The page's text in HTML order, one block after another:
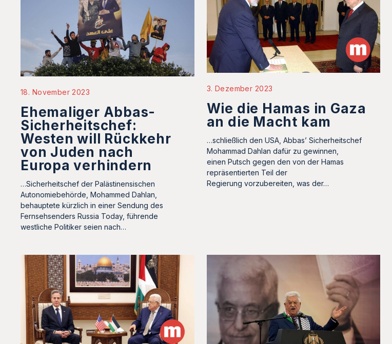
18. November 2023
Ehemaliger Abbas-
Sicherheitschef:
Westen will Rückkehr
von Juden nach
Europa verhindern
…Sicherheitschef der Palästinensischen
Autonomiebehörde, Mohammed Dahlan,
behauptete kürzlich in einer Sendung des
Fernsehsenders Russia Today, führende
westliche Politiker seien nach…
3. Dezember 2023
Wie die Hamas in Gaza
an die Macht kam
…schließlich den USA, Abbas’ Sicherheitschef
Mohammad Dahlan dafür zu gewinnen,
einen Putsch gegen den von der Hamas
repräsentierten Teil der
Regierung vorzubereiten, was der…